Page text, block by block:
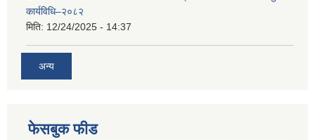
कार्यविधि–२०८२
मिति: 12/24/2025 - 14:37
अन्य
फेसबुक फीड